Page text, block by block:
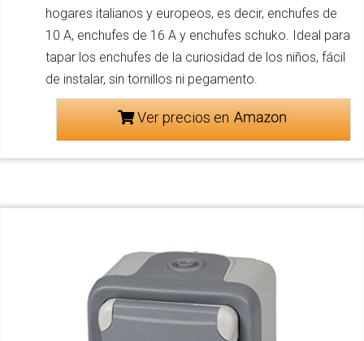
hogares italianos y europeos, es decir, enchufes de
10 A, enchufes de 16 A y enchufes schuko. Ideal para
tapar los enchufes de la curiosidad de los niños, fácil
de instalar, sin tornillos ni pegamento.
Ver precios en